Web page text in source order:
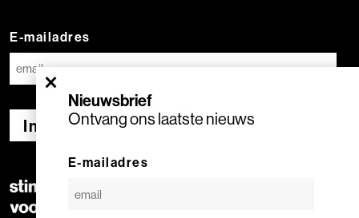
×
Nieuwsbrief
Ontvang ons laatste nieuws
E-mailadres
E-mailadres
Inschrijven